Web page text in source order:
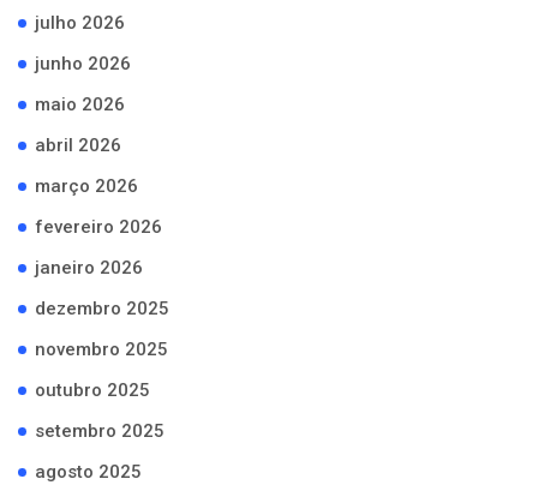
julho 2026
junho 2026
maio 2026
abril 2026
março 2026
fevereiro 2026
janeiro 2026
dezembro 2025
novembro 2025
outubro 2025
setembro 2025
agosto 2025